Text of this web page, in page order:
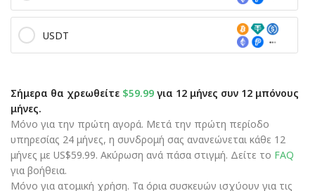
USDT
Σήμερα θα χρεωθείτε $59.99 για 12 μήνες συν 12 μπόνους
μήνες.
Μόνο για την πρώτη αγορά. Μετά την πρώτη περίοδο
υπηρεσίας 24 μήνες, η συνδρομή σας ανανεώνεται κάθε 12
μήνες με US$59.99. Ακύρωση ανά πάσα στιγμή. Δείτε το FAQ
για βοήθεια.
Μόνο για ατομική χρήση. Τα όρια συσκευών ισχύουν για τις